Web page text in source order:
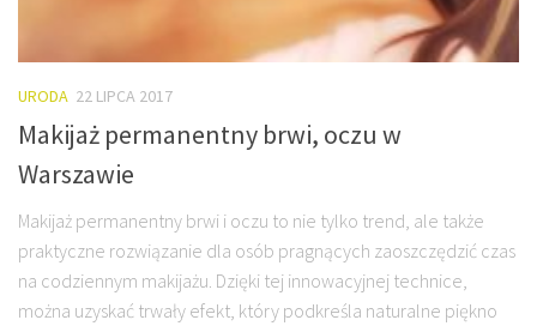
URODA 22 LIPCA 2017
Makijaż permanentny brwi, oczu w
Warszawie
Makijaż permanentny brwi i oczu to nie tylko trend, ale także
praktyczne rozwiązanie dla osób pragnących zaoszczędzić czas
na codziennym makijażu. Dzięki tej innowacyjnej technice,
można uzyskać trwały efekt, który podkreśla naturalne piękno